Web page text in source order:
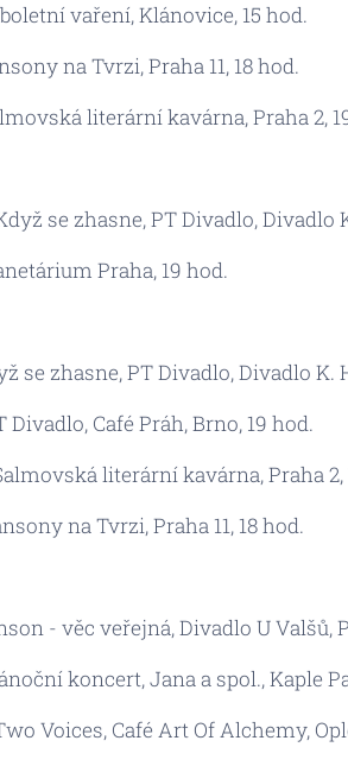
vaření, Klánovice, 15 hod.
na Tvrzi, Praha 11, 18 hod.
literární kavárna, Praha 2,
se zhasne, PT Divadlo, Divadlo
Praha, 19 hod.
se zhasne, PT Divadlo, Divadlo K.
Divadlo, Café Práh, Brno, 19 hod.
literární kavárna, Praha 2,
na Tvrzi, Praha 11, 18 hod.
- věc veřejná, Divadlo U Valšů,
koncert, Jana a spol., Kaple
Voices, Café Art Of Alchemy,